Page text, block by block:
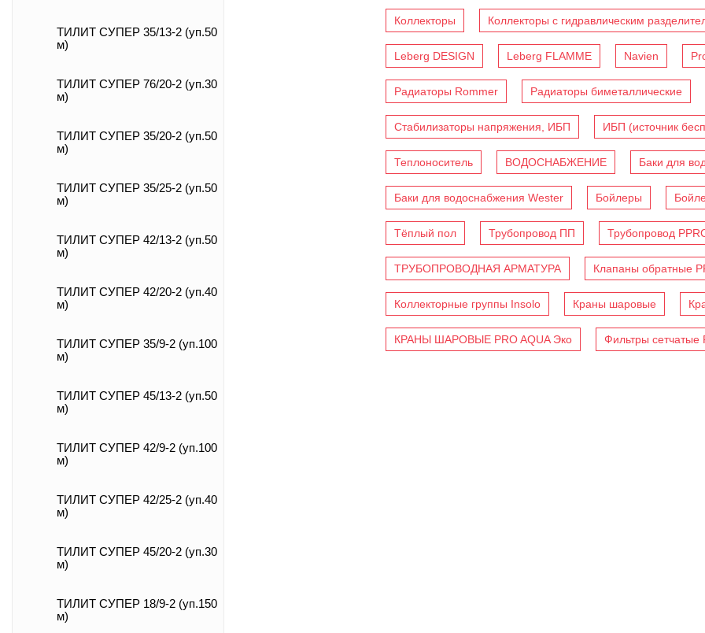
ТИЛИТ СУПЕР 35/13-2 (уп.50
м)
ТИЛИТ СУПЕР 76/20-2 (уп.30
м)
ТИЛИТ СУПЕР 35/20-2 (уп.50
м)
ТИЛИТ СУПЕР 35/25-2 (уп.50
м)
ТИЛИТ СУПЕР 42/13-2 (уп.50
м)
ТИЛИТ СУПЕР 42/20-2 (уп.40
м)
ТИЛИТ СУПЕР 35/9-2 (уп.100
м)
ТИЛИТ СУПЕР 45/13-2 (уп.50
м)
ТИЛИТ СУПЕР 42/9-2 (уп.100
м)
ТИЛИТ СУПЕР 42/25-2 (уп.40
м)
ТИЛИТ СУПЕР 45/20-2 (уп.30
м)
ТИЛИТ СУПЕР 18/9-2 (уп.150
м)
Коллекторы Коллекторы с гидравлическим
Leberg DESIGN Leberg FLAMME Navien
Радиаторы Rommer Радиаторы биметаллические
Стабилизаторы напряжения, ИБП ИБП (источник
Теплоноситель ВОДОСНАБЖЕНИЕ Баки для
Баки для водоснабжения Wester Бойлеры
Тёплый пол Трубопровод ПП Трубопровод
ТРУБОПРОВОДНАЯ АРМАТУРА Клапаны обратные
Коллекторные группы Insolo Краны шаровые
КРАНЫ ШАРОВЫЕ PRO AQUA Эко Фильтры сетчатые